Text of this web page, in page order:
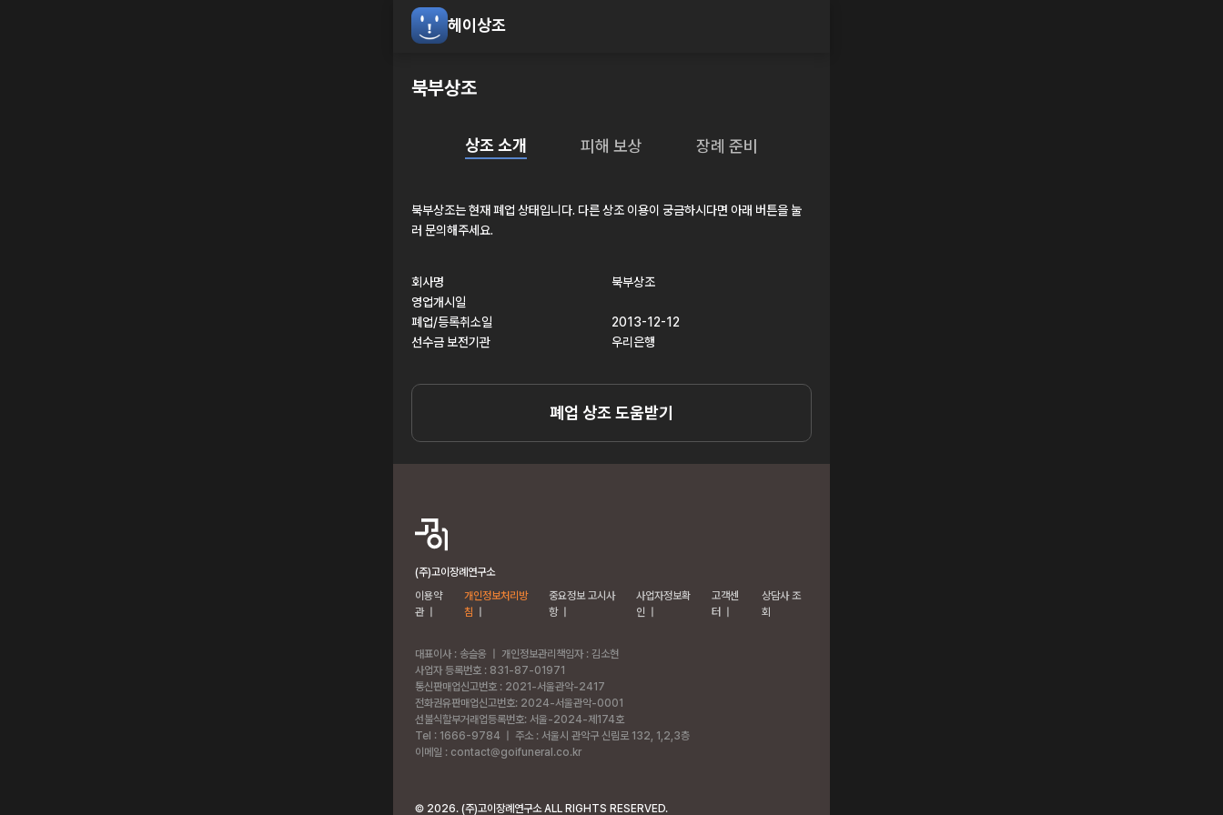
헤이상조
북부상조
상조 소개 피해 보상 장례 준비
북부상조는 현재 폐업 상태입니다. 다른 상조 이용이 궁금하시다면 아래 버튼을 눌
러 문의해주세요.
회사명
북부상조
영업개시일
폐업/등록취소일
2013-12-12
선수금 보전기관
우리은행
폐업 상조 도움받기
(주)고이장례연구소
이용약
관
개인정보처리방
침
중요정보 고시사
항
사업자정보확
인
고객센
터
상담사 조
회
대표이사 : 송슬옹
개인정보관리책임자 : 김소현
사업자 등록번호 : 831-87-01971
통신판매업신고번호 : 2021-서울관악-2417
전화권유판매업신고번호: 2024-서울관악-0001
선불식할부거래업등록번호: 서울-2024-제174호
Tel : 1666-9784
주소 : 서울시 관악구 신림로 132, 1,2,3층
이메일 : contact@goifuneral.co.kr
© 2026. (주)고이장례연구소 ALL RIGHTS RESERVED.